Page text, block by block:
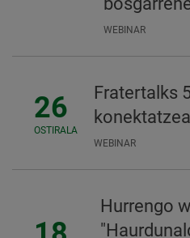
WEBINAR
26
OSTIRALA
Fratertalks
WEBINAR
Hurrengo